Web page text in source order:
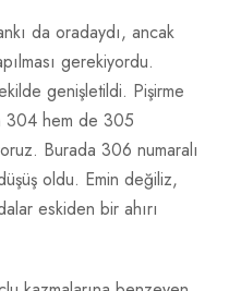
da oradaydı, ancak
gerekiyordu.
genişletildi. Pişirme
304 hem de 305
Burada 306 numaralı
oldu. Emin değiliz,
eskiden bir ahırı